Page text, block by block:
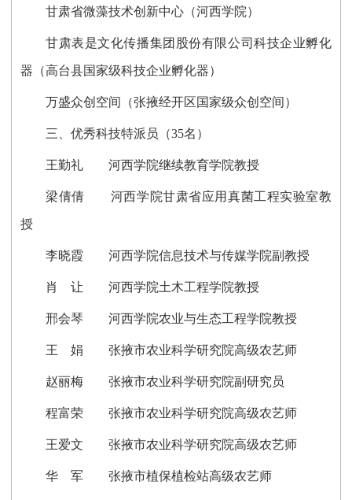
甘肃省微藻技术创新中心（河西学院）
甘肃表是文化传播集团股份有限公司科技企业孵化
器（高台县国家级科技企业孵化器）
万盛众创空间（张掖经开区国家级众创空间）
三、优秀科技特派员（35名）
王勤礼 河西学院继续教育学院教授
梁倩倩 河西学院甘肃省应用真菌工程实验室教
授
李晓霞 河西学院信息技术与传媒学院副教授
肖 让 河西学院土木工程学院教授
邢会琴 河西学院农业与生态工程学院教授
王 娟 张掖市农业科学研究院高级农艺师
赵丽梅 张掖市农业科学研究院副研究员
程富荣 张掖市农业科学研究院高级农艺师
王爱文 张掖市农业科学研究院高级农艺师
华 军 张掖市植保植检站高级农艺师